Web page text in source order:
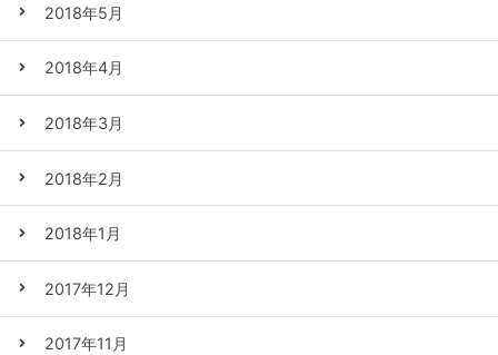
2018年5月
2018年4月
2018年3月
2018年2月
2018年1月
2017年12月
2017年11月